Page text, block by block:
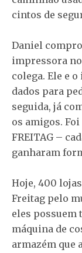
cintos de
Daniel
impressora
colega. Ele e
dados para
seguida, já
os amigos.
FREITAG –
ganharam
Hoje, 400
Freitag pelo
eles possuem
máquina de
armazém que